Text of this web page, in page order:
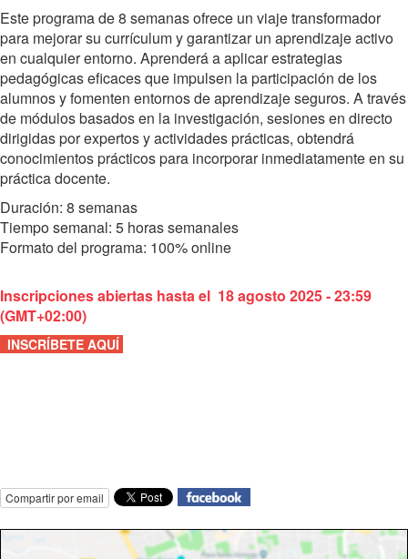
Este programa de 8 semanas ofrece un viaje transformador
para mejorar su currículum y garantizar un aprendizaje activo
en cualquier entorno. Aprenderá a aplicar estrategias
pedagógicas eficaces que impulsen la participación de los
alumnos y fomenten entornos de aprendizaje seguros. A través
de módulos basados en la investigación, sesiones en directo
dirigidas por expertos y actividades prácticas, obtendrá
conocimientos prácticos para incorporar inmediatamente en su
práctica docente.
Duración: 8 semanas
Tiempo semanal: 5 horas semanales
Formato del programa: 100% online
Inscripciones abiertas hasta el 18 agosto 2025 - 23:59
(GMT+02:00)
INSCRÍBETE AQUÍ
Compartir por email